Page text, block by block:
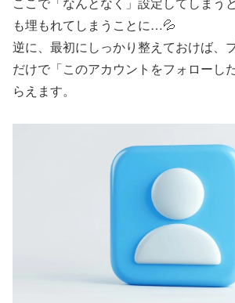
も埋もれてしまうことに…💦
逆に、最初にしっかり整えておけば、
だけで「このアカウントをフォローし
らえます。